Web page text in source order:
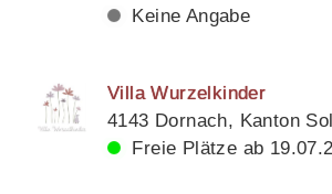
Keine Angabe
Villa Wurzelkinder
4143 Dornach, Kanton
Freie Plätze ab